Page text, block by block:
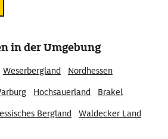
in der Umgebung
Weserbergland
Nordhessen
Hochsauerland
Brakel
Bergland
Waldecker Land